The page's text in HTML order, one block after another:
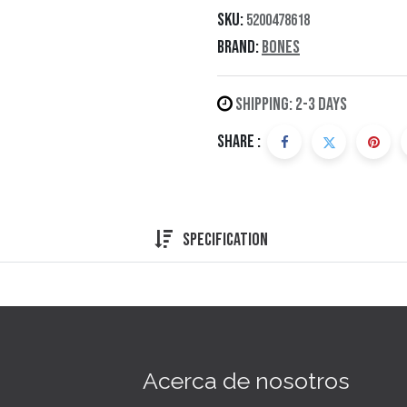
SKU:5200478618
Brand:Bones
Shipping: 2-3 Days
Share :
Specification
Acerca de nosotros